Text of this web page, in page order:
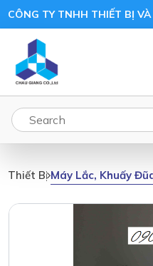
Thiết BịMáy Lắc, Khuấy